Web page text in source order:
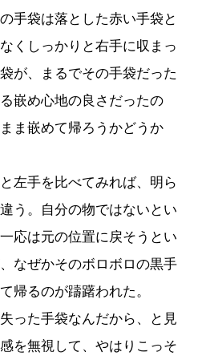
手袋は落とした赤い手袋と
くしっかりと右手に収まっ
が、まるでその手袋だった
嵌め心地の良さだったの
ま嵌めて帰ろうかどうか
左手を比べてみれば、明ら
う。自分の物ではないとい
応は元の位置に戻そうとい
なぜかそのボロボロの黒手
帰るのが躊躇われた。
った手袋なんだから、と見
を無視して、やはりこっそ